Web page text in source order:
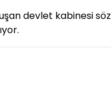
devlet kabinesi söz